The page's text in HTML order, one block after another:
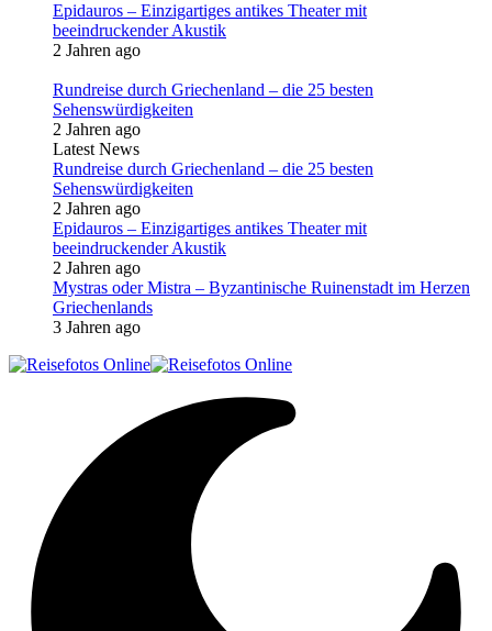
Epidauros – Einzigartiges antikes Theater mit
beeindruckender Akustik
2 Jahren ago
Rundreise durch Griechenland – die 25 besten
Sehenswürdigkeiten
2 Jahren ago
Latest News
Rundreise durch Griechenland – die 25 besten
Sehenswürdigkeiten
2 Jahren ago
Epidauros – Einzigartiges antikes Theater mit
beeindruckender Akustik
2 Jahren ago
Mystras oder Mistra – Byzantinische Ruinenstadt im Herzen
Griechenlands
3 Jahren ago